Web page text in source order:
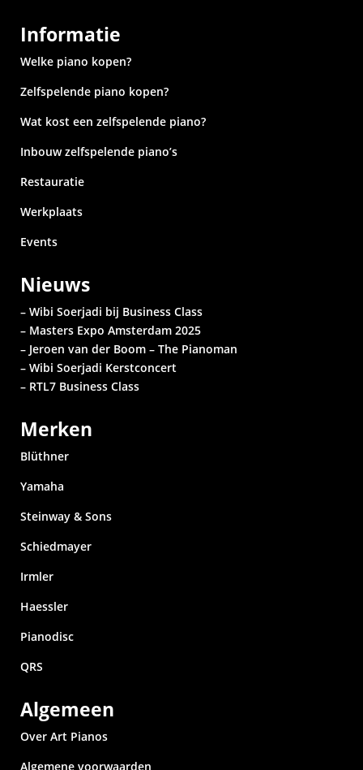
Informatie
Welke piano kopen?
Zelfspelende piano kopen?
Wat kost een zelfspelende piano?
Inbouw zelfspelende piano’s
Restauratie
Werkplaats
Events
Nieuws
– Wibi Soerjadi bij Business Class
– Masters Expo Amsterdam 2025
– Jeroen van der Boom – The Pianoman
– Wibi Soerjadi Kerstconcert
– RTL7 Business Class
Merken
Blüthner
Yamaha
Steinway & Sons
Schiedmayer
Irmler
Haessler
Pianodisc
QRS
Algemeen
Over Art Pianos
Algemene voorwaarden